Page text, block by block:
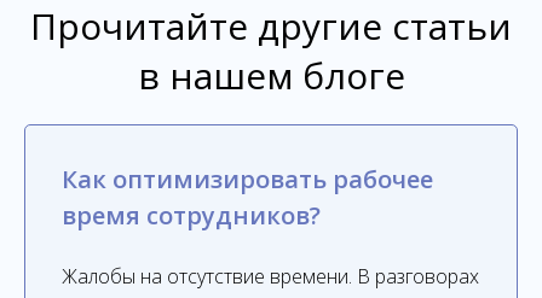
Прочитайте другие статьи
в нашем блоге
Как оптимизировать рабочее
время сотрудников?
Жалобы на отсутствие времени. В разговорах